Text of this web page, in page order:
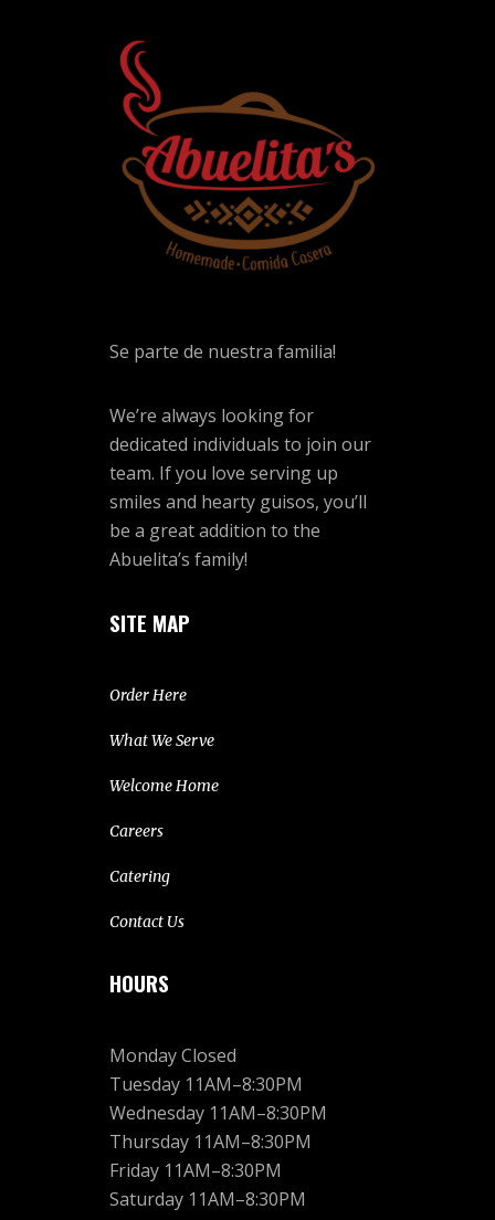
Se parte de nuestra familia!
We’re always looking for
dedicated individuals to join our
team. If you love serving up
smiles and hearty guisos, you’ll
be a great addition to the
Abuelita’s family!
SITE MAP
Order Here
What We Serve
Welcome Home
Careers
Catering
Contact Us
HOURS
Monday Closed
Tuesday 11AM–8:30PM
Wednesday 11AM–8:30PM
Thursday 11AM–8:30PM
Friday 11AM–8:30PM
Saturday 11AM–8:30PM